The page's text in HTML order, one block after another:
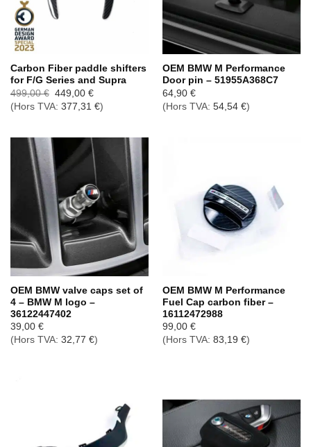
Carbon Fiber paddle shifters
for F/G Series and Supra
499,00€ Le
prix
initial
449,00 €Le
prix
actuel
(Hors TVA: 377,31 €)
OEM BMW M Performance
Door pin – 51955A368C7
64,90 €
(Hors TVA: 54,54 €)
OEM BMW valve caps set of
4 – BMW M logo –
36122447402
39,00 €
(Hors TVA: 32,77 €)
OEM BMW M Performance
Fuel Cap carbon fiber –
16112472988
99,00 €
(Hors TVA: 83,19 €)